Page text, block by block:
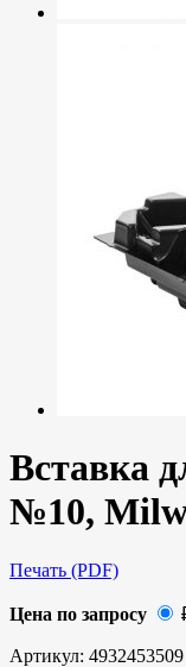
Вставка
№10,
Печать (PDF)
Цена по запросу
Артикул: 4932453509